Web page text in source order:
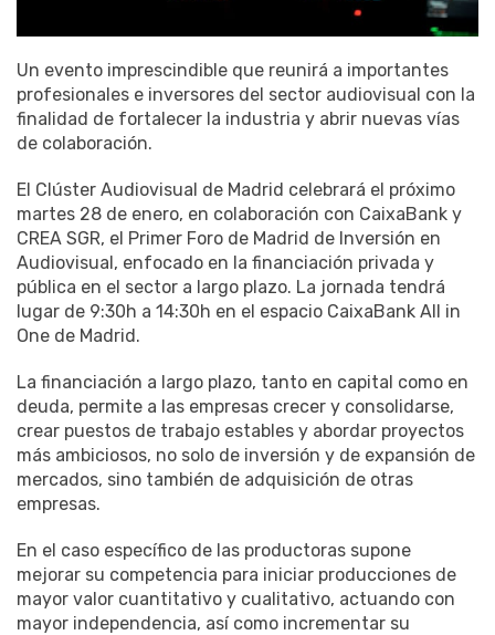
Un evento imprescindible que reunirá a importantes
profesionales e inversores del sector audiovisual con la
finalidad de fortalecer la industria y abrir nuevas vías
de colaboración.
El Clúster Audiovisual de Madrid celebrará el próximo
martes 28 de enero, en colaboración con CaixaBank y
CREA SGR, el Primer Foro de Madrid de Inversión en
Audiovisual, enfocado en la financiación privada y
pública en el sector a largo plazo. La jornada tendrá
lugar de 9:30h a 14:30h en el espacio CaixaBank All in
One de Madrid.
La financiación a largo plazo, tanto en capital como en
deuda, permite a las empresas crecer y consolidarse,
crear puestos de trabajo estables y abordar proyectos
más ambiciosos, no solo de inversión y de expansión de
mercados, sino también de adquisición de otras
empresas.
En el caso específico de las productoras supone
mejorar su competencia para iniciar producciones de
mayor valor cuantitativo y cualitativo, actuando con
mayor independencia, así como incrementar su